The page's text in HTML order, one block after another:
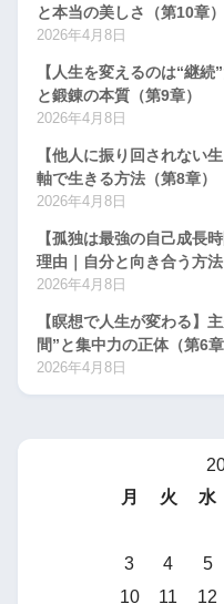
と本当の美しさ（第10章）
2026年4月8日
【人生を変えるのは“継
と鍛錬の本質（第9章）
2026年4月8日
【他人に振り回されない
軸で生きる方法（第8章）
2026年4月8日
【孤独は最強の自己成長
理由｜自分と向き合う方法
2026年4月8日
【瞑想で人生が変わる】
間”と集中力の正体（第6章
2026年4月8日
月
火 水
3
4 5
10
11 12